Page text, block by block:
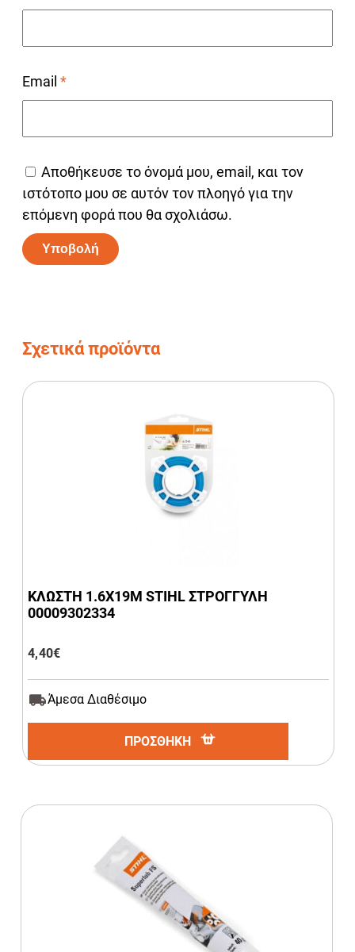
Email *
Αποθήκευσε το όνομά μου, email, και τον
ιστότοπο μου σε αυτόν τον πλοηγό για την
επόμενη φορά που θα σχολιάσω.
Σχετικά προϊόντα
ΚΛΩΣΤΗ 1.6Χ19Μ STIHL ΣΤΡΟΓΓΥΛΗ
00009302334
4,40€
Άμεσα Διαθέσιμο
ΠΡΟΣΘΗΚΗ